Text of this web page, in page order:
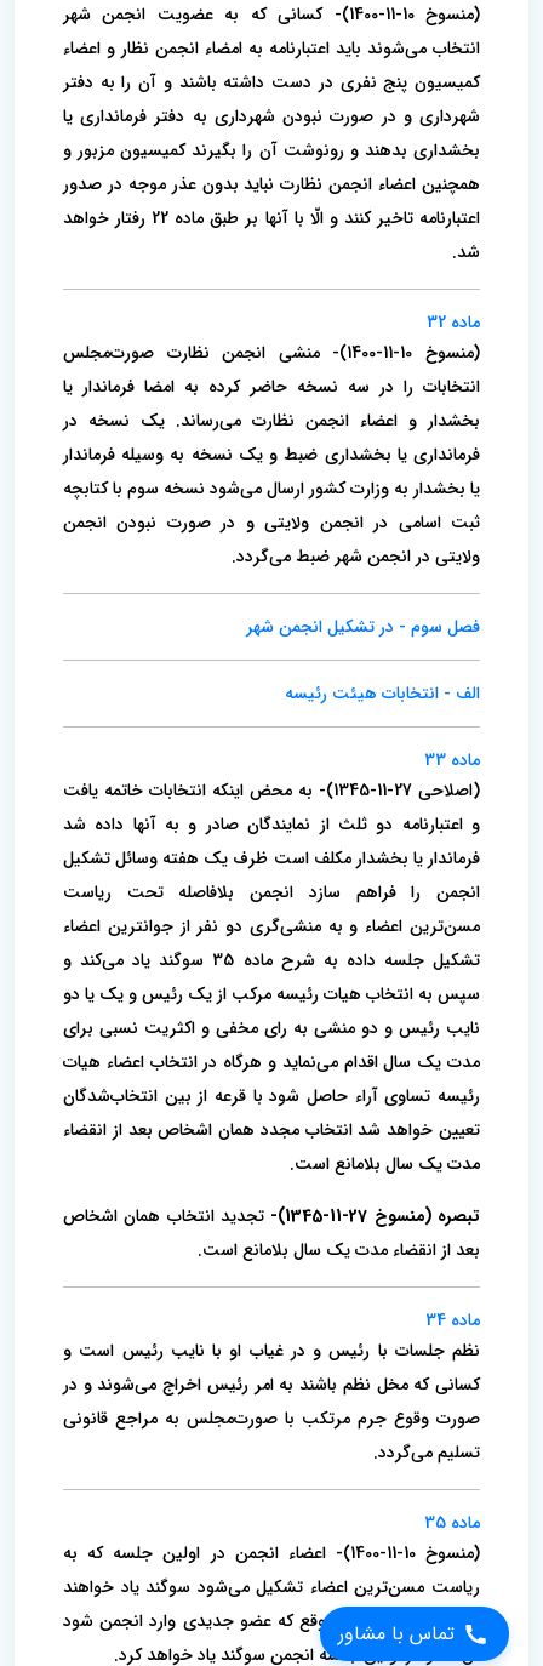
تماس با مشاور
(منسوخ 10-11-1400)- کسانی که به عضویت انجمن شهر
انتخاب می‌شوند باید اعتبارنامه به امضاء انجمن نظار و اعضاء
کمیسیون پنج نفری در دست‌ داشته باشند و آن را به دفتر
شهرداری و در صورت نبودن شهرداری به دفتر فرمانداری یا
بخشداری بدهند و رونوشت آن را بگیرند کمیسیون مزبور و‌
همچنین اعضاء انجمن نظارت نباید بدون عذر موجه در صدور
اعتبارنامه تاخیر کنند و الّا با آنها بر طبق ماده 22 رفتار خواهد
شد.
ماده 32
(منسوخ 10-11-1400)- منشی انجمن نظارت صورت‌مجلس
انتخابات را در سه نسخه حاضر کرده به امضا فرماندار یا
بخشدار و اعضاء انجمن نظارت می‌رساند.‌ یک نسخه در
فرمانداری یا بخشداری ضبط و یک نسخه به وسیله فرماندار
یا بخشدار به وزارت کشور ارسال می‌شود نسخه سوم با کتابچه
ثبت اسامی‌ در انجمن ولایتی و در صورت نبودن انجمن
ولایتی در انجمن شهر ضبط می‌گردد.
فصل سوم - در تشکیل انجمن شهر
الف - انتخابات هیئت رئیسه
ماده 33
(اصلاحی 27-11-1345)- به محض اینکه انتخابات خاتمه یافت
و اعتبارنامه دو ثلث از نمایندگان صادر و به آنها داده شد
فرماندار یا بخشدار مکلف است ظرف یک‌ هفته وسائل تشکیل
انجمن را فراهم سازد انجمن بلافاصله تحت ریاست
مسن‌ترین اعضاء و به منشی‌گری دو نفر از جوانترین اعضاء
تشکیل جلسه داده‌ به شرح ماده 35 سوگند یاد می‌کند و
سپس به انتخاب هیات رئیسه مرکب از یک رئیس و یک یا دو
نایب رئیس و دو منشی به رای مخفی و اکثریت‌ نسبی برای
مدت یک سال اقدام می‌نماید و هرگاه در انتخاب اعضاء هیات
رئیسه تساوی آراء حاصل شود با قرعه از بین انتخاب‌شدگان
تعیین خواهد‌ شد انتخاب مجدد همان اشخاص بعد از انقضاء
مدت یک سال بلامانع است.
تبصره (منسوخ 27-11-1345)-
تجدید انتخاب همان اشخاص
بعد از انقضاء مدت یک سال بلامانع است.
ماده 34
نظم جلسات با رئیس و در غیاب او با نایب‌ رئیس است و
کسانی که مخل نظم باشند به امر رئیس اخراج می‌شوند و در
صورت وقوع جرم‌ مرتکب با صورت‌مجلس به مراجع قانونی
تسلیم می‌گردد.
ماده 35
(منسوخ 10-11-1400)- اعضاء انجمن در اولین جلسه که به
ریاست مسن‌ترین اعضاء تشکیل می‌شود سوگند یاد خواهند
کرد. همچنین در هر موقع که عضو جدیدی‌ وارد انجمن شود
آن عضو در اولین جلسه انجمن سوگند یاد خواهد کرد.